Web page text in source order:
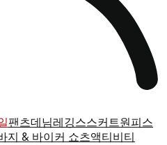
팬츠데님레깅스스커트원피스
지 & 바이커 쇼츠액티비티